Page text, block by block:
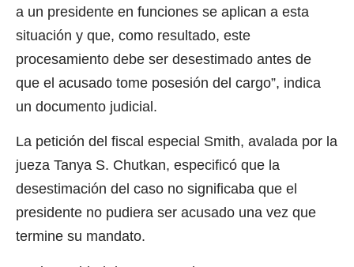
a un presidente en funciones se aplican a esta
situación y que, como resultado, este
procesamiento debe ser desestimado antes de
que el acusado tome posesión del cargo”, indica
un documento judicial.
La petición del fiscal especial Smith, avalada por la
jueza Tanya S. Chutkan, especificó que la
desestimación del caso no significaba que el
presidente no pudiera ser acusado una vez que
termine su mandato.